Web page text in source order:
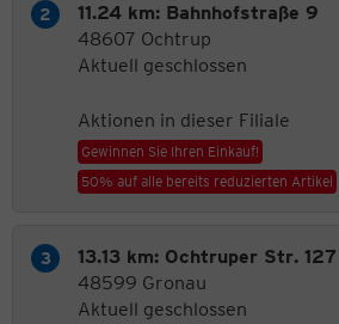
11.24 km: Bahnhofstraße 9
48607 Ochtrup
Aktuell geschlossen
Aktionen in dieser Filiale
Gewinnen Sie Ihren Einkauf!
50% auf alle bereits reduzierten Artikel
13.13 km: Ochtruper Str. 127
48599 Gronau
Aktuell geschlossen